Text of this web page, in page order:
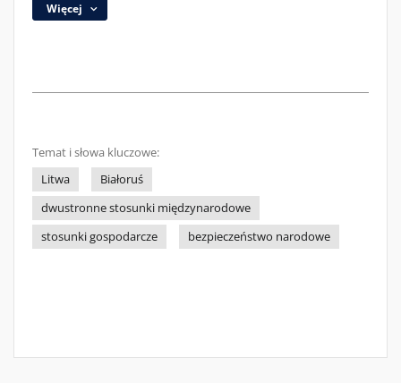
Więcej
Temat i słowa kluczowe:
Litwa
Białoruś
dwustronne stosunki międzynarodowe
stosunki gospodarcze
bezpieczeństwo narodowe